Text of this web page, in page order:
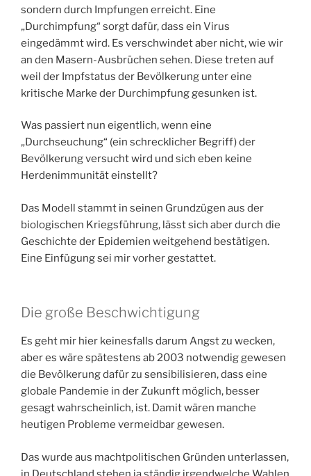
sondern durch Impfungen erreicht. Eine
„Durchimpfung“ sorgt dafür, dass ein Virus
eingedämmt wird. Es verschwindet aber nicht, wie wir
an den Masern-Ausbrüchen sehen. Diese treten auf
weil der Impfstatus der Bevölkerung unter eine
kritische Marke der Durchimpfung gesunken ist.
Was passiert nun eigentlich, wenn eine
„Durchseuchung“ (ein schrecklicher Begriff) der
Bevölkerung versucht wird und sich eben keine
Herdenimmunität einstellt?
Das Modell stammt in seinen Grundzügen aus der
biologischen Kriegsführung, lässt sich aber durch die
Geschichte der Epidemien weitgehend bestätigen.
Eine Einfügung sei mir vorher gestattet.
Die große Beschwichtigung
Es geht mir hier keinesfalls darum Angst zu wecken,
aber es wäre spätestens ab 2003 notwendig gewesen
die Bevölkerung dafür zu sensibilisieren, dass eine
globale Pandemie in der Zukunft möglich, besser
gesagt wahrscheinlich, ist. Damit wären manche
heutigen Probleme vermeidbar gewesen.
Das wurde aus machtpolitischen Gründen unterlassen,